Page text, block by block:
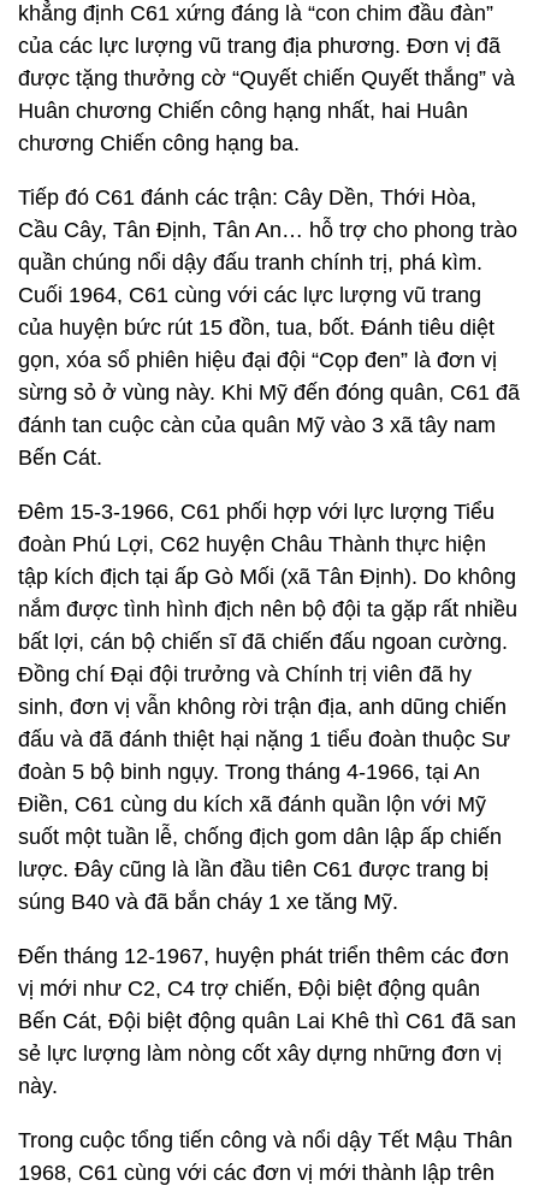
khẳng định C61 xứng đáng là “con chim đầu đàn”
của các lực lượng vũ trang địa phương. Đơn vị đã
được tặng thưởng cờ “Quyết chiến Quyết thắng” và
Huân chương Chiến công hạng nhất, hai Huân
chương Chiến công hạng ba.
Tiếp đó C61 đánh các trận: Cây Dền, Thới Hòa,
Cầu Cây, Tân Định, Tân An… hỗ trợ cho phong trào
quần chúng nổi dậy đấu tranh chính trị, phá kìm.
Cuối 1964, C61 cùng với các lực lượng vũ trang
của huyện bức rút 15 đồn, tua, bốt. Đánh tiêu diệt
gọn, xóa sổ phiên hiệu đại đội “Cọp đen” là đơn vị
sừng sỏ ở vùng này. Khi Mỹ đến đóng quân, C61 đã
đánh tan cuộc càn của quân Mỹ vào 3 xã tây nam
Bến Cát.
Đêm 15-3-1966, C61 phối hợp với lực lượng Tiểu
đoàn Phú Lợi, C62 huyện Châu Thành thực hiện
tập kích địch tại ấp Gò Mối (xã Tân Định). Do không
nắm được tình hình địch nên bộ đội ta gặp rất nhiều
bất lợi, cán bộ chiến sĩ đã chiến đấu ngoan cường.
Đồng chí Đại đội trưởng và Chính trị viên đã hy
sinh, đơn vị vẫn không rời trận địa, anh dũng chiến
đấu và đã đánh thiệt hại nặng 1 tiểu đoàn thuộc Sư
đoàn 5 bộ binh ngụy. Trong tháng 4-1966, tại An
Điền, C61 cùng du kích xã đánh quần lộn với Mỹ
suốt một tuần lễ, chống địch gom dân lập ấp chiến
lược. Đây cũng là lần đầu tiên C61 được trang bị
súng B40 và đã bắn cháy 1 xe tăng Mỹ.
Đến tháng 12-1967, huyện phát triển thêm các đơn
vị mới như C2, C4 trợ chiến, Đội biệt động quân
Bến Cát, Đội biệt động quân Lai Khê thì C61 đã san
sẻ lực lượng làm nòng cốt xây dựng những đơn vị
này.
Trong cuộc tổng tiến công và nổi dậy Tết Mậu Thân
1968, C61 cùng với các đơn vị mới thành lập trên